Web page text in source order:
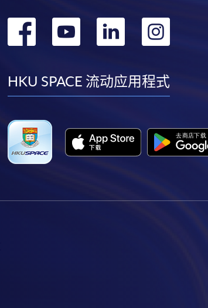
转
facebook
转
youtube
转
linkedin
HKU SPACE 流动应用程式